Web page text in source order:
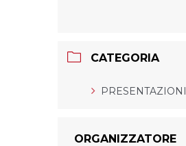
CATEGORIA
PRESENTAZIONI
ORGANIZZATORE